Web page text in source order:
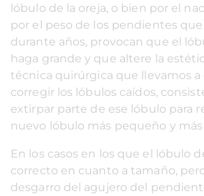
lóbulo de la oreja, o bien por el
por el peso de los pendientes que
durante años, provocan que el
haga grande y que altere la
técnica quirúrgica que llevamos a
corregir los lóbulos caídos,
extirpar parte de ese lóbulo para
nuevo lóbulo más pequeño y más
En los casos en los que el lóbulo
correcto en cuanto a tamaño,
desgarro del agujero del